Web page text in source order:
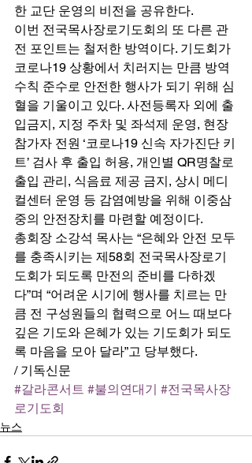
한 교단 운영의 비전을 공유한다.
이번 전국목사장로기도회의 또 다른 관
전 포인트는 철저한 방역이다. 기도회가
코로나19 상황에서 치러지는 만큼 방역
수칙 준수로 안전한 행사가 되기 위해 심
혈을 기울이고 있다. 사전등록자 외에 출
입금지, 지정 주차 및 좌석제 운영, 현장
참가자 전원 ‘코로나19 신속 자가진단 키
트’ 검사 후 출입 허용, 개인별 QR명찰로
출입 관리, 식음료 제공 금지, 상시 메디
컬센터 운영 등 감염예방을 위해 이중삼
중의 안전장치를 마련할 예정이다.
총회장 소강석 목사는 “은혜와 안전 모두
를 충족시키는 제58회 전국목사장로기
도회가 되도록 만전의 준비를 다하겠
다”며 “어려운 시기에 행사를 치르는 만
큼 전 구성원들의 협력으로 어느 때보다
깊은 기도와 은혜가 있는 기도회가 되도
록 마음을 모아 달라”고 당부했다.
/ 기독신문
#갈라콘서트 #불의연대기 #전국목사장
로기도회
뉴스